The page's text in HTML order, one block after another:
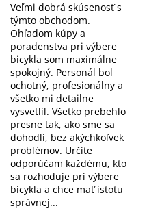
Veľmi dobrá skúsenosť s
týmto obchodom.
Ohľadom kúpy a
poradenstva pri výbere
bicykla som maximálne
spokojný. Personál bol
ochotný, profesionálny a
všetko mi detailne
vysvetlil. Všetko prebehlo
presne tak, ako sme sa
dohodli, bez akýchkoľvek
problémov. Určite
odporúčam každému, kto
sa rozhoduje pri výbere
bicykla a chce mať istotu
správnej...